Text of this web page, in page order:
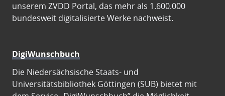
unserem ZVDD Portal, das mehr als 1.600.000
bundesweit digitalisierte Werke nachweist.
DigiWunschbuch
Die Niedersächsische Staats- und
Universitätsbibliothek Göttingen (SUB) bietet mit